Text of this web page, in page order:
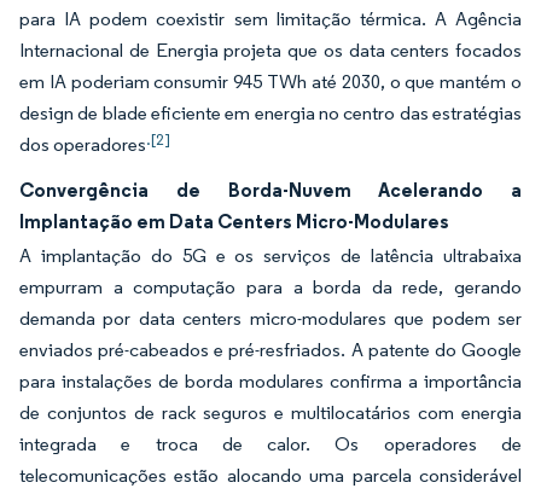
para IA podem coexistir sem limitação térmica. A Agência
Internacional de Energia projeta que os data centers focados
em IA poderiam consumir 945 TWh até 2030, o que mantém o
design de blade eficiente em energia no centro das estratégias
dos operadores.[2]
Convergência de Borda-Nuvem Acelerando a
Implantação em Data Centers Micro-Modulares
A implantação do 5G e os serviços de latência ultrabaixa
empurram a computação para a borda da rede, gerando
demanda por data centers micro-modulares que podem ser
enviados pré-cabeados e pré-resfriados. A patente do Google
para instalações de borda modulares confirma a importância
de conjuntos de rack seguros e multilocatários com energia
integrada e troca de calor. Os operadores de
telecomunicações estão alocando uma parcela considerável